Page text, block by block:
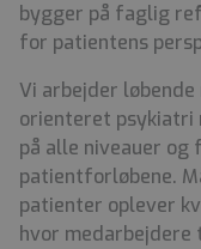
bygger på faglig
for patientens
Vi arbejder
orienteret psykiatri
på alle niveauer og
patientforløbene.
patienter oplever
hvor medarbejdere